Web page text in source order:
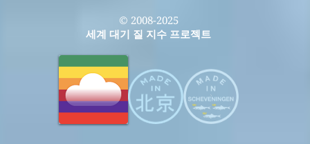
© 2008-2025
세계 대기 질 지수 프로젝트